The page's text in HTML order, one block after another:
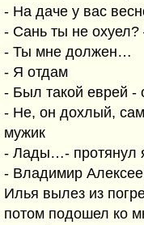
- На даче у вас
- Сань ты не охуел?
- Ты мне должен…
- Я отдам
- Был такой еврей -
- Не, он дохлый,
мужик
- Лады…- протянул
- Владимир
Илья вылез из
потом подошел ко